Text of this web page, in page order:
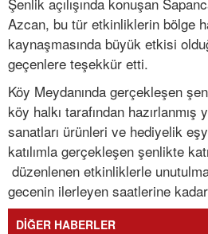
Azcan, bu tür etkinliklerin bölge
kaynaşmasında büyük etkisi
geçenlere teşekkür etti.
Köy Meydanında gerçekleşen
köy halkı tarafından hazırlanmış
sanatları ürünleri ve hediyelik
katılımla gerçekleşen şenlikte
düzenlenen etkinliklerle
gecenin ilerleyen saatlerine
DİĞER HABERLER